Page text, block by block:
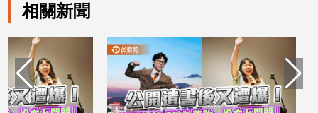
遊/
食
星
座/
命
理
相關新聞